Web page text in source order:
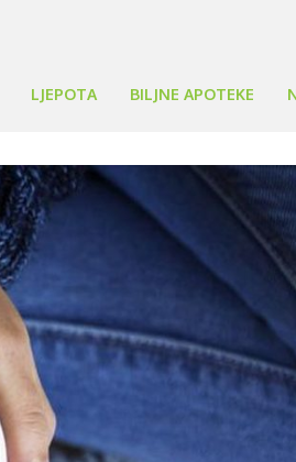
LJEPOTA BILJNE APOTEKE